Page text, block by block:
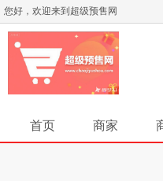
您好，欢迎来到超级预售网
首页 商家